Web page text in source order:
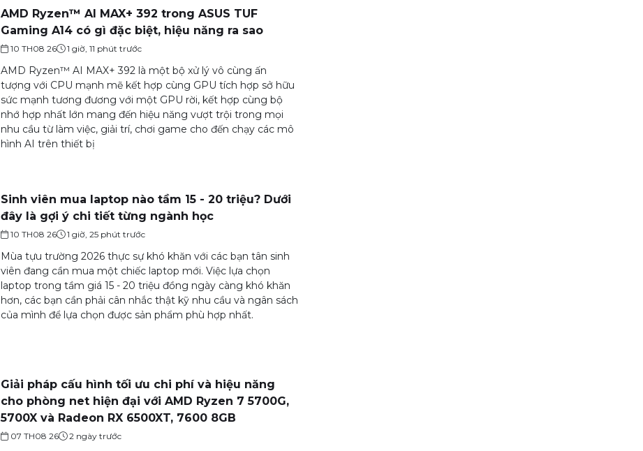
AMD Ryzen™ AI MAX+ 392 trong ASUS TUF
Gaming A14 có gì đặc biệt, hiệu năng ra sao
10 TH08 26 1 giờ, 11 phút trước
AMD Ryzen™ AI MAX+ 392 là một bộ xử lý vô cùng ấn
tượng với CPU mạnh mẽ kết hợp cùng GPU tích hợp sở hữu
sức mạnh tương đương với một GPU rời, kết hợp cùng bộ
nhớ hợp nhất lớn mang đến hiệu năng vượt trội trong mọi
nhu cầu từ làm việc, giải trí, chơi game cho đến chạy các mô
hình AI trên thiết bị
Sinh viên mua laptop nào tầm 15 - 20 triệu? Dưới
đây là gợi ý chi tiết từng ngành học
10 TH08 26 1 giờ, 25 phút trước
Mùa tựu trường 2026 thực sự khó khăn với các bạn tân sinh
viên đang cần mua một chiếc laptop mới. Việc lựa chọn
laptop trong tầm giá 15 - 20 triệu đồng ngày càng khó khăn
hơn, các bạn cần phải cân nhắc thật kỹ nhu cầu và ngân sách
của mình để lựa chọn được sản phẩm phù hợp nhất.
Giải pháp cấu hình tối ưu chi phí và hiệu năng
cho phòng net hiện đại với AMD Ryzen 7 5700G,
5700X và Radeon RX 6500XT, 7600 8GB
07 TH08 26 2 ngày trước